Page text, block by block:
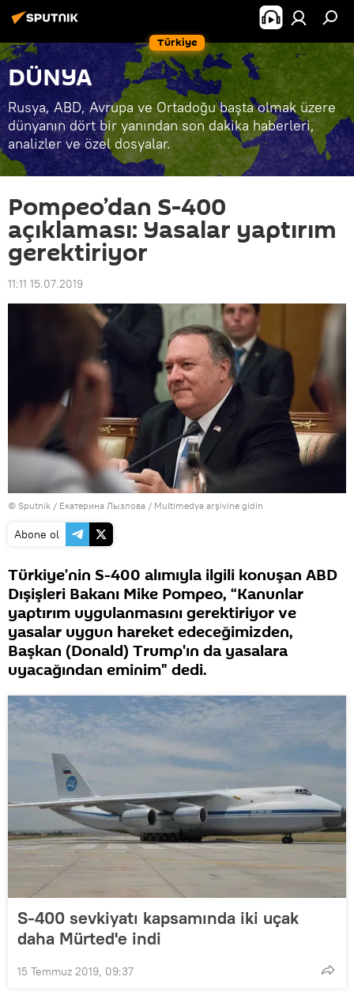
Türkiye
DÜNYA
Rusya, ABD, Avrupa ve Ortadoğu başta olmak üzere
dünyanın dört bir yanından son dakika haberleri,
analizler ve özel dosyalar.
Pompeo’dan S-400
açıklaması: Yasalar yaptırım
gerektiriyor
11:11 15.07.2019
© Sputnik / Екатерина Лызлова / Multimedya arşivine gidin
Abone ol
Türkiye’nin S-400 alımıyla ilgili konuşan ABD
Dışişleri Bakanı Mike Pompeo, “Kanunlar
yaptırım uygulanmasını gerektiriyor ve
yasalar uygun hareket edeceğimizden,
Başkan (Donald) Trump'ın da yasalara
uyacağından eminim" dedi.
S-400 sevkiyatı kapsamında iki uçak
daha Mürted'e indi
15 Temmuz 2019, 09:37